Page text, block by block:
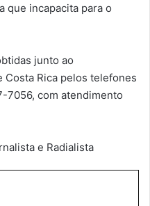
que incapacita para o
junto ao
Costa Rica pelos telefones
7056, com atendimento
e Radialista